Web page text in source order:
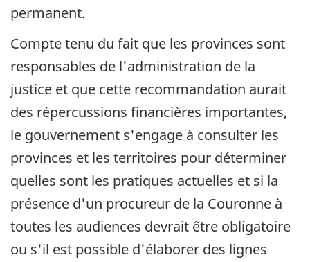
permanent.
Compte tenu du fait que les provinces sont
responsables de l'administration de la
justice et que cette recommandation aurait
des répercussions financières importantes,
le gouvernement s'engage à consulter les
provinces et les territoires pour déterminer
quelles sont les pratiques actuelles et si la
présence d'un procureur de la Couronne à
toutes les audiences devrait être obligatoire
ou s'il est possible d'élaborer des lignes